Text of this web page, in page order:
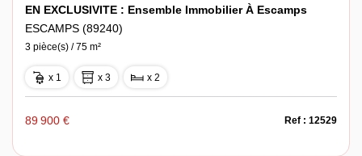
EN EXCLUSIVITE : Ensemble Immobilier À Escamps
ESCAMPS (89240)
3 pièce(s) / 75 m²
x 1 x 3 x 2
89 900 € Ref : 12529